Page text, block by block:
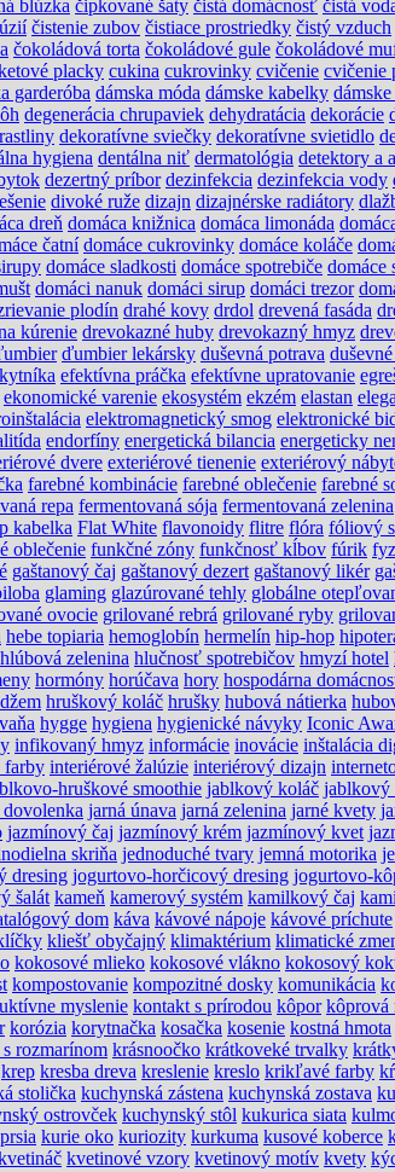
blúzka čipkované šaty čistá domácnosť čistá
čistenie zubov čistiace prostriedky čistý vzduch
čokoládová torta čokoládové gule čokoládové
placky cukina cukrovinky cvičenie cvičenie
garderóba dámska móda dámske kabelky
degenerácia chrupaviek dehydratácia dekorácie
dekoratívne sviečky dekoratívne svietidlo
hygiena dentálna niť dermatológia detektory a
dezertný príbor dezinfekcia dezinfekcia vody
divoké ruže dizajn dizajnérske radiátory
dreň domáca knižnica domáca limonáda
čatní domáce cukrovinky domáce koláče
domáce sladkosti domáce spotrebiče domáce
domáci nanuk domáci sirup domáci trezor
plodín drahé kovy drdol drevená fasáda
kúrenie drevokazné huby drevokazný hmyz
ďumbier lekársky duševná potrava
efektívna práčka efektívne upratovanie
ekonomické varenie ekosystém ekzém elastan
elektromagnetický smog elektronické
endorfíny energetická bilancia energeticky
dvere exteriérové tienenie exteriérový
farebné kombinácie farebné oblečenie farebné
repa fermentovaná sója fermentovaná zelenina
kabelka Flat White flavonoidy flitre flóra fóliový
oblečenie funkčné zóny funkčnosť kĺbov fúrik
gaštanový čaj gaštanový dezert gaštanový likér
glaming glazúrované tehly globálne
ovocie grilované rebrá grilované ryby
hebe topiaria hemoglobín hermelín hip-hop
hlúbová zelenina hlučnosť spotrebičov hmyzí hotel
hormóny horúčava hory hospodárna
hruškový koláč hrušky hubová nátierka
hygge hygiena hygienické návyky Iconic
infikovaný hmyz informácie inovácie inštalácia
farby interiérové žalúzie interiérový dizajn
hruškové smoothie jablkový koláč jablkový
dovolenka jarná únava jarná zelenina jarné kvety
jazmínový čaj jazmínový krém jazmínový kvet
skriňa jednoduché tvary jemná motorika
dresing jogurtovo-horčicový dresing jogurtovo-
šalát kameň kamerový systém kamilkový čaj
dom káva kávové nápoje kávové príchute
kliešť obyčajný klimaktérium klimatické
kokosové mlieko kokosové vlákno kokosový
kompostovanie kompozitné dosky komunikácia
myslenie kontakt s prírodou kôpor kôprová
korózia korytnačka kosačka kosenie kostná hmota
rozmarínom krásnoočko krátkoveké trvalky
krep kresba dreva kreslenie kreslo krikľavé farby
stolička kuchynská zástena kuchynská zostava
ostrovček kuchynský stôl kukurica siata
kurie oko kuriozity kurkuma kusové koberce
kvetinové vzory kvetinový motív kvety